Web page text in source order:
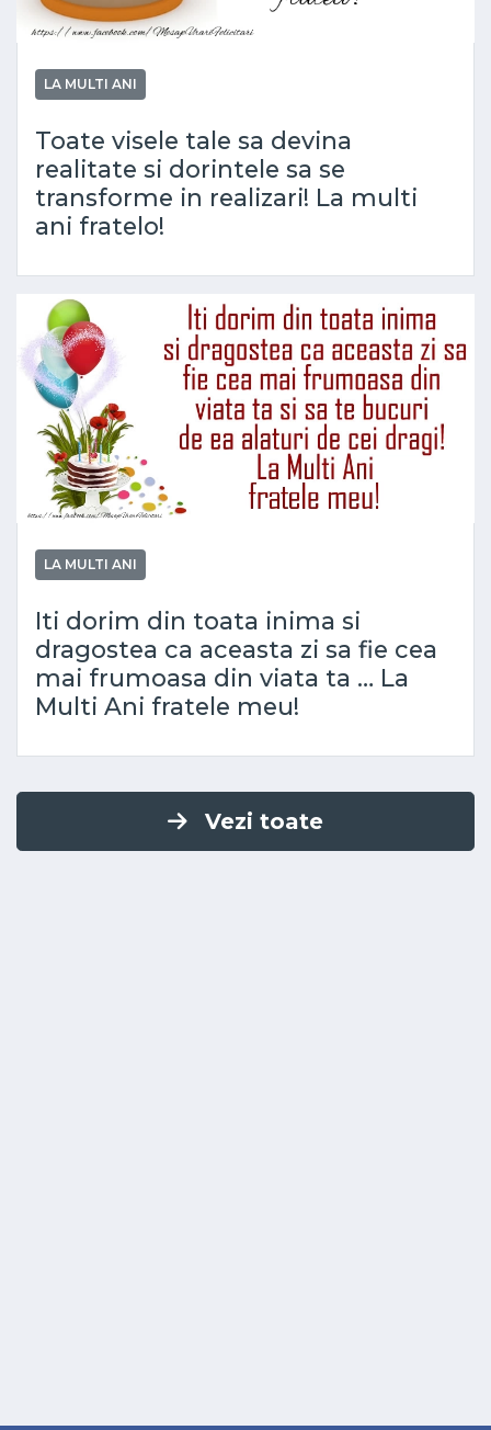
LA MULTI ANI
Toate visele tale sa devina
realitate si dorintele sa se
transforme in realizari! La multi
ani fratelo!
LA MULTI ANI
Iti dorim din toata inima si
dragostea ca aceasta zi sa fie cea
mai frumoasa din viata ta … La
Multi Ani fratele meu!
Vezi toate